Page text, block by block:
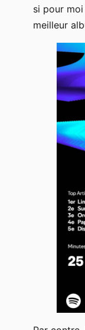
si pour moi
meilleur